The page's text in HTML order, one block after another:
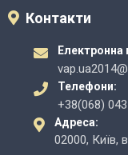
Контакти
Електронна
Телефони:
+38(068)
Адреса:
02000, Київ,